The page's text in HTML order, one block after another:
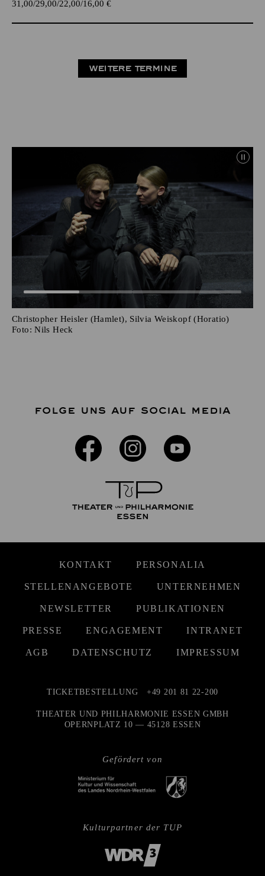
31,00 29,00 22,00 16,00 €
WEITERE TERMINE
Christopher Heisler (Hamlet), Silvia Weiskopf (Horatio)
Foto: Nils Heck
FOLGE UNS AUF SOCIAL MEDIA
KONTAKT PERSONALIA
STELLENANGEBOTE UNTERNEHMEN
NEWSLETTER PUBLIKATIONEN
PRESSE ENGAGEMENT INTRANET
AGB DATENSCHUTZ IMPRESSUM
Gefördert von
TICKETBESTELLUNG +49 201 81 22-200
THEATER UND PHILHARMONIE ESSEN GMBH
OPERNPLATZ 10 — 45128 ESSEN
Kulturpartner der TUP